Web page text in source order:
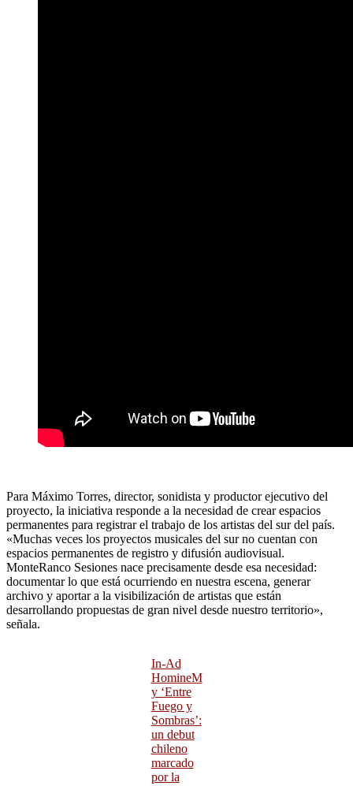
Para Máximo Torres, director, sonidista y productor ejecutivo del
proyecto, la iniciativa responde a la necesidad de crear espacios
permanentes para registrar el trabajo de los artistas del sur del país.
«Muchas veces los proyectos musicales del sur no cuentan con
espacios permanentes de registro y difusión audiovisual.
MonteRanco Sesiones nace precisamente desde esa necesidad:
documentar lo que está ocurriendo en nuestra escena, generar
archivo y aportar a la visibilización de artistas que están
desarrollando propuestas de gran nivel desde nuestro territorio»,
señala.
In-Ad
HomineM
y ‘Entre
Fuego y
Sombras’:
un debut
chileno
marcado
por la